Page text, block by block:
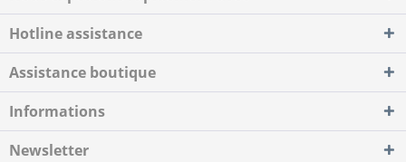
Hotline assistance
Assistance boutique
Informations
Newsletter